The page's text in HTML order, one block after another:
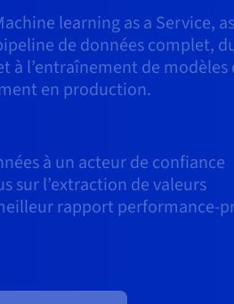
learning as a Service,
de données complet,
à l’entraînement de modèles
en production.
à un acteur de confiance
sur l’extraction de valeurs
rapport performance-